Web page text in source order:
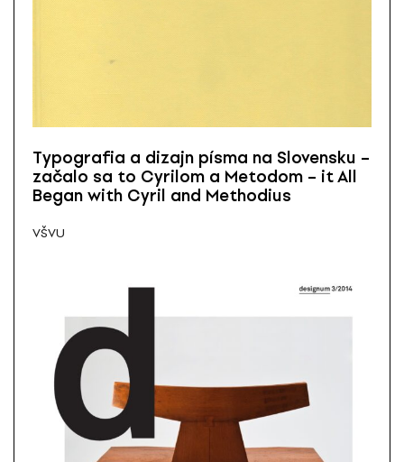
Typografia a dizajn písma na Slovensku –
začalo sa to Cyrilom a Metodom – it All
Began with Cyril and Methodius
VŠVU